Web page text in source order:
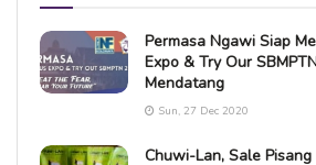
Permasa Ngawi Siap
Expo & Try Our
Mendatang
Sun, 27 Dec 2020
Chuwi-Lan, Sale